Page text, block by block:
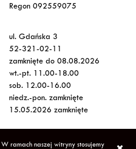
Regon 092559075
ul. Gdańska 3
52-321-02-11
zamknięte do 08.08.2026
wt.-pt. 11.00-18.00
sob. 12.00-16.00
niedz.-pon. zamknięte
15.05.2026 zamknięte
W ramach naszej witryny stosujemy